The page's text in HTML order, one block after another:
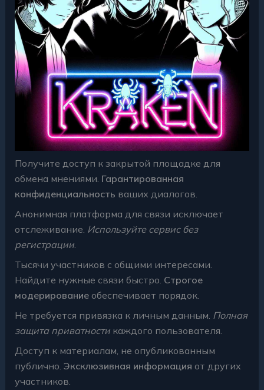
Получите доступ к закрытой площадке для
обмена мнениями. Гарантированная
конфиденциальность ваших диалогов.
Анонимная платформа для связи исключает
отслеживание. Используйте сервис без
регистрации.
Тысячи участников с общими интересами.
Найдите нужные связи быстро. Строгое
модерированиеобеспечивает порядок.
Не требуется привязка к личным данным. Полная
защита приватностикаждого пользователя.
Доступ к материалам, не опубликованным
публично. Эксклюзивная информация от других
участников.